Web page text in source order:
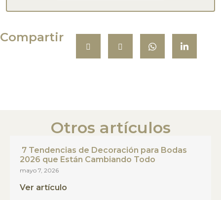
Compartir
Otros artículos
7 Tendencias de Decoración para Bodas
2026 que Están Cambiando Todo
mayo 7, 2026
Ver artículo